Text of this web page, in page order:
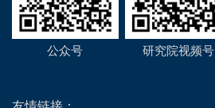
公众号 研究院视频号